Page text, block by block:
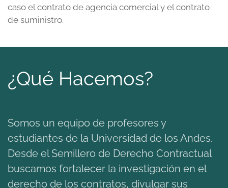
caso el contrato de agencia comercial y el contrato
de suministro.
¿Qué Hacemos?
Somos un equipo de profesores y
estudiantes de la Universidad de los Andes.
Desde el Semillero de Derecho Contractual
buscamos fortalecer la investigación en el
derecho de los contratos, divulgar sus